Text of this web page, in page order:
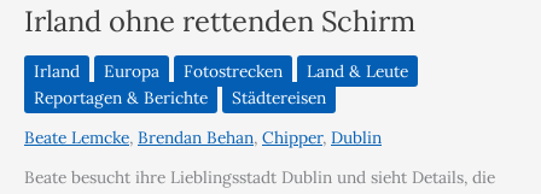
Irland ohne rettenden Schirm
Irland Europa Fotostrecken
Land & Leute
Reportagen & Berichte
Städtereisen
Beate Lemcke, Brendan Behan, Chipper, Dublin
Beate besucht ihre Lieblingsstadt Dublin und sieht Details, die